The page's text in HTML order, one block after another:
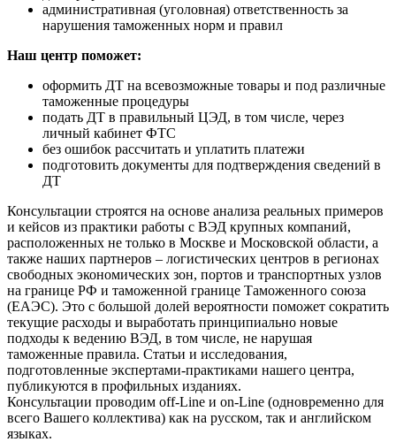
административная (уголовная) ответственность за
нарушения таможенных норм и правил
Наш центр поможет:
оформить ДТ на всевозможные товары и под различные
таможенные процедуры
подать ДТ в правильный ЦЭД, в том числе, через
личный кабинет ФТС
без ошибок рассчитать и уплатить платежи
подготовить документы для подтверждения сведений в
ДТ
Консультации строятся на основе анализа реальных примеров
и кейсов из практики работы с ВЭД крупных компаний,
расположенных не только в Москве и Московской области, а
также наших партнеров – логистических центров в регионах
свободных экономических зон, портов и транспортных узлов
на границе РФ и таможенной границе Таможенного союза
(ЕАЭС). Это с большой долей вероятности поможет сократить
текущие расходы и выработать принципиально новые
подходы к ведению ВЭД, в том числе, не нарушая
таможенные правила. Статьи и исследования,
подготовленные экспертами-практиками нашего центра,
публикуются в профильных изданиях.
Консультации проводим off-Line и on-Line (одновременно для
всего Вашего коллектива) как на русском, так и английском
языках.